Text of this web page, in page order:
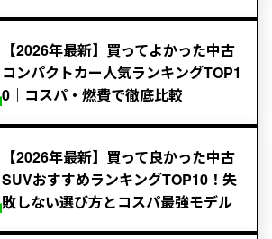
【2026年最新】買ってよかった中古
コンパクトカー人気ランキングTOP1
0｜コスパ・燃費で徹底比較
【2026年最新】買って良かった中古
SUVおすすめランキングTOP10！失
敗しない選び方とコスパ最強モデル